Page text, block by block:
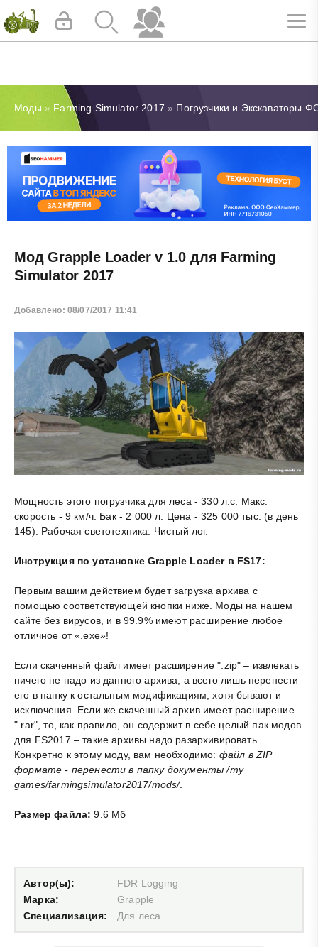
Моды » Farming Simulator 2017 » Погрузчики и Экскаваторы
Мод Grapple Loader v 1.0 для Farming
Simulator 2017
Добавлено: 08/07/2017 11:41
Мощность этого погрузчика для леса - 330 л.с. Макс.
скорость - 9 км/ч. Бак - 2 000 л. Цена - 325 000 тыс. (в день
145). Рабочая светотехника. Чистый лог.
Инструкция по установке Grapple Loader в FS17:
Первым вашим действием будет загрузка архива с
помощью соответствующей кнопки ниже. Моды на нашем
сайте без вирусов, и в 99.9% имеют расширение любое
отличное от «.exe»!
Если скаченный файл имеет расширение ".zip" – извлекать
ничего не надо из данного архива, а всего лишь перенести
его в папку к остальным модификациям, хотя бывают и
исключения. Если же скаченный архив имеет расширение
".rar", то, как правило, он содержит в себе целый пак модов
для FS2017 – такие архивы надо разархивировать.
Конкретно к этому моду, вам необходимо: файл в ZIP
формате - перенести в папку документы /my
games/farmingsimulator2017/mods/.
Размер файла: 9.6 Мб
Автор(ы):
FDR Logging
Марка:
Grapple
Специализация:
Для леса